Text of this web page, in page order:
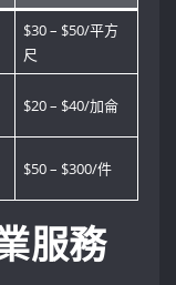
$30 – $50/平方
尺
$20 – $40/加侖
$50 – $300/件
服務